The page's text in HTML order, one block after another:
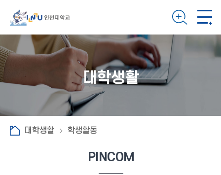
대학생활
대학생활 학생활동
PINCOM